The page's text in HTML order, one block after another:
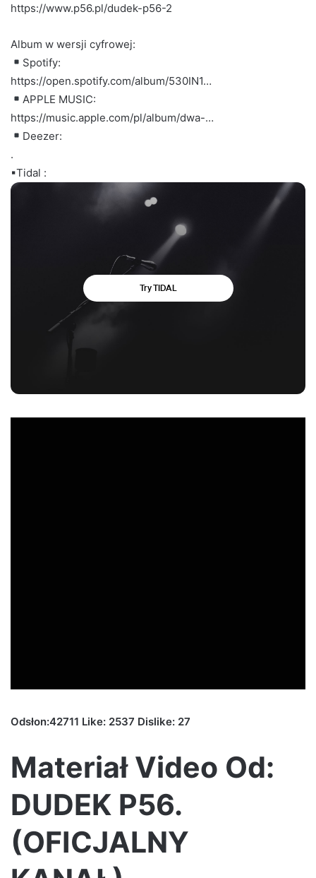
https://www.p56.pl/dudek-p56-2
Album w wersji cyfrowej:
Spotify:
https://open.spotify.com/album/530IN1…
APPLE MUSIC:
https://music.apple.com/pl/album/dwa-…
Deezer:
.
▪︎Tidal :
Odsłon:42711 Like: 2537 Dislike: 27
Materiał Video Od:
DUDEK P56.
(OFICJALNY